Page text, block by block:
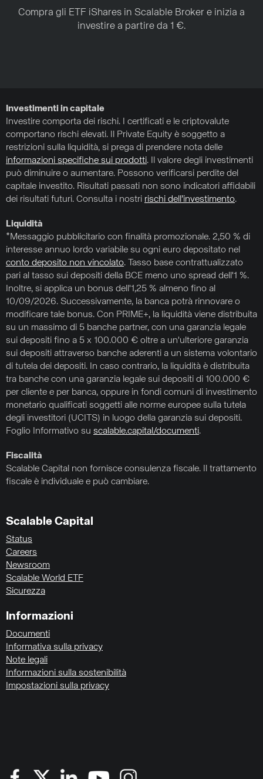
Compra gli ETF iShares in Scalable Broker e inizia a
investire a partire da 1 €.
Investimenti in capitale
Investire comporta dei rischi. I certificati e le criptovalute
comportano rischi elevati. Il Private Equity è soggetto a
restrizioni sulla liquidità, si prega di prendere nota delle
informazioni specifiche sui prodotti. Il valore degli investimenti
può diminuire o aumentare. Possono verificarsi perdite del
capitale investito. Risultati passati non sono indicatori affidabili
dei risultati futuri. Consulta i nostri rischi dell’investimento.
Liquidità
*Messaggio pubblicitario con finalità promozionale. 2,50 % di
interesse annuo lordo variabile su ogni euro depositato nel
conto deposito non vincolato. Tasso base contrattualizzato
pari al tasso sui depositi della BCE meno uno spread dell'1 %.
Inoltre, si applica un bonus dell'1,25 % almeno fino al
10/09/2026. Successivamente, la banca potrà rinnovare o
modificare tale bonus. Con PRIME+, la liquidità viene distribuita
su un massimo di 5 banche partner, con una garanzia legale
sui depositi fino a 5 x 100.000 € oltre a un'ulteriore garanzia
sui depositi attraverso banche aderenti a un sistema volontario
di tutela dei depositi. In caso contrario, la liquidità è distribuita
tra banche con una garanzia legale sui depositi di 100.000 €
per cliente e per banca, oppure in fondi comuni di investimento
monetario qualificati soggetti alle norme europee sulla tutela
degli investitori (UCITS) in luogo della garanzia sui depositi.
Foglio Informativo su scalable.capital/documenti.
Fiscalità
Scalable Capital non fornisce consulenza fiscale. Il trattamento
fiscale è individuale e può cambiare.
Scalable Capital
Status
Careers
Newsroom
Scalable World ETF
Sicurezza
Informazioni
Documenti
Informativa sulla privacy
Note legali
Informazioni sulla sostenibilità
Impostazioni sulla privacy